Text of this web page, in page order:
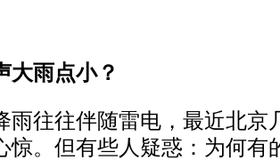
雨点小？
往往伴随雷电，最近北京
惊。但有些人疑惑：为何有